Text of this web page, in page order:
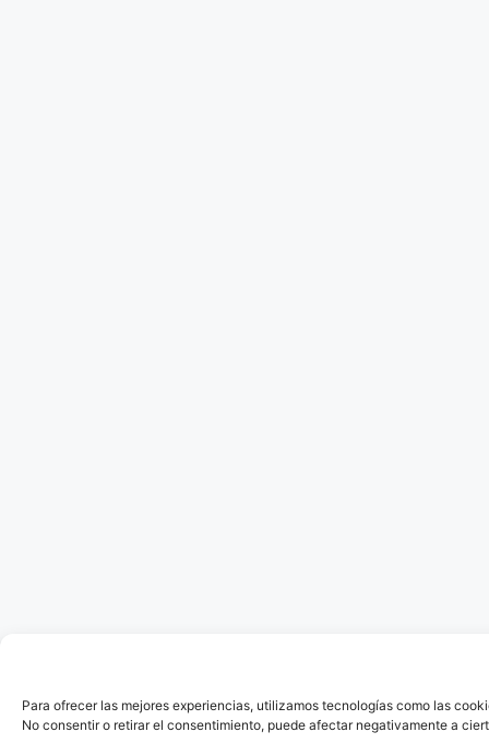
Para ofrecer las mejores experiencias, utilizamos tecnologías como las
No consentir o retirar el consentimiento, puede afectar negativamente a